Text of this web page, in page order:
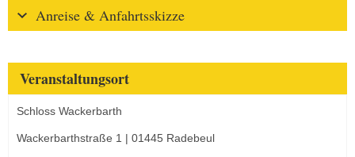
Anreise & Anfahrtsskizze
Veranstaltungsort
Schloss Wackerbarth
Wackerbarthstraße 1 | 01445 Radebeul